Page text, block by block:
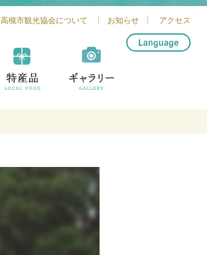
高槻市観光協会について お知らせ アクセス